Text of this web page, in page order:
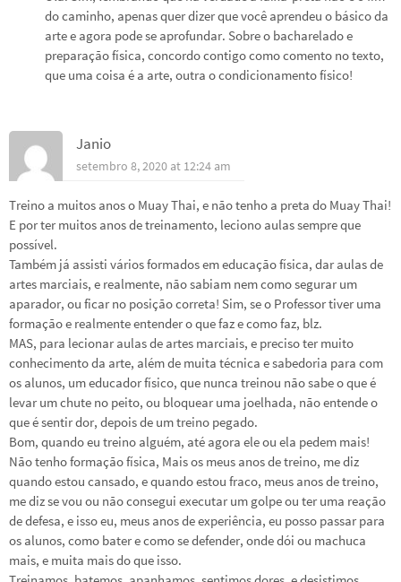
do caminho, apenas quer dizer que você aprendeu o básico da
arte e agora pode se aprofundar. Sobre o bacharelado e
preparação física, concordo contigo como comento no texto,
que uma coisa é a arte, outra o condicionamento físico!
Janio
setembro 8, 2020 at 12:24 am
Treino a muitos anos o Muay Thai, e não tenho a preta do Muay Thai!
E por ter muitos anos de treinamento, leciono aulas sempre que
possível.
Também já assisti vários formados em educação física, dar aulas de
artes marciais, e realmente, não sabiam nem como segurar um
aparador, ou ficar no posição correta! Sim, se o Professor tiver uma
formação e realmente entender o que faz e como faz, blz.
MAS, para lecionar aulas de artes marciais, e preciso ter muito
conhecimento da arte, além de muita técnica e sabedoria para com
os alunos, um educador físico, que nunca treinou não sabe o que é
levar um chute no peito, ou bloquear uma joelhada, não entende o
que é sentir dor, depois de um treino pegado.
Bom, quando eu treino alguém, até agora ele ou ela pedem mais!
Não tenho formação física, Mais os meus anos de treino, me diz
quando estou cansado, e quando estou fraco, meus anos de treino,
me diz se vou ou não consegui executar um golpe ou ter uma reação
de defesa, e isso eu, meus anos de experiência, eu posso passar para
os alunos, como bater e como se defender, onde dói ou machuca
mais, e muita mais do que isso.